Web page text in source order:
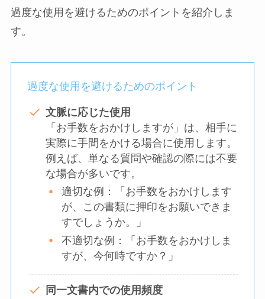
過度な使用を避けるためのポイントを紹介しま
す。
過度な使用を避けるためのポイント
文脈に応じた使用
「お手数をおかけしますが」は、相手に
実際に手間をかける場合に使用します。
例えば、単なる質問や確認の際には不要
な場合が多いです。
適切な例：「お手数をおかけします
が、この書類に押印をお願いできま
すでしょうか。」
不適切な例：「お手数をおかけしま
すが、今何時ですか？」
同一文書内での使用頻度